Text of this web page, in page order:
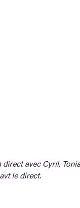
avec Cyril,
le direct.